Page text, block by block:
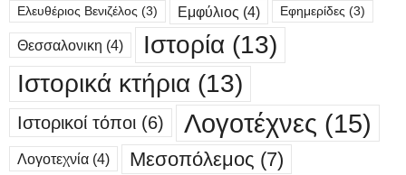
Ελευθέριος Βενιζέλος (3) Εμφύλιος (4) Εφημερίδες (3)
Θεσσαλονικη (4) Ιστορία (13)
Ιστορικά κτήρια (13)
Ιστορικοί τόποι (6) Λογοτέχνες (15)
Λογοτεχνία (4) Μεσοπόλεμος (7)